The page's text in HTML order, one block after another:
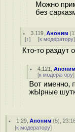
Можно
без
3.119 ,Аноним (
[↑] [к модератору]
Кто-то раздут
4.121 ,Аноним
[к модератору]
Вот именно,
жЫрные
1.29 ,Аноним (5),
[к модератору]